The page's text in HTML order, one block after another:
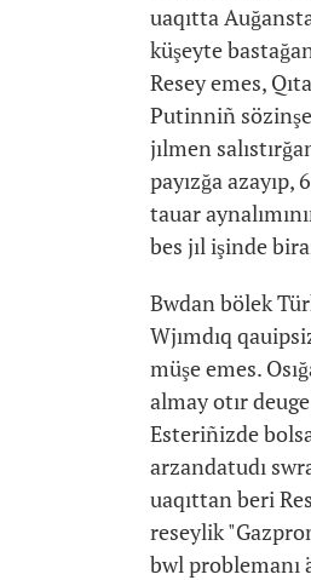
uaqıtta
küşeyte
Resey emes,
Putinniñ
jılmen
payızğa
tauar
bes jıl işinde
Bwdan bölek
Wjımdıq
müşe emes.
almay otır
Esteriñizde
arzandatudı
uaqıttan beri
reseylik
bwl problemanı